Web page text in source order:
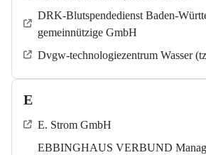
DRK-Blutspendedienst Baden-
gemeinnützige GmbH
Dvgw-technologiezentrum Wasser
E
E. Strom GmbH
EBBINGHAUS VERBUND